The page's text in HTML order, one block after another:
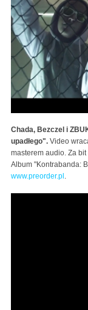
Chada, Bezczel i
upadłego". Video
masterem audio. Za
Album "Kontrabanda:
www.preorder.pl .